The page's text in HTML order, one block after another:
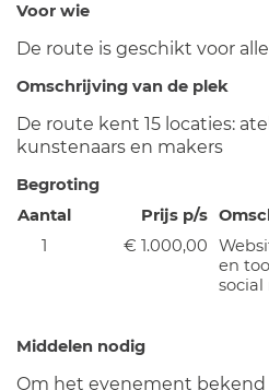
Voor wie
De route is geschikt voor
Omschrijving van de plek
De route kent 15 locaties:
kunstenaars en makers
Begroting
Aantal
Prijs p/s
1
€ 1.000,00
en
social
Middelen nodig
Om het evenement